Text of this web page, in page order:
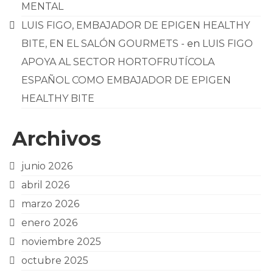
MENTAL
LUIS FIGO, EMBAJADOR DE EPIGEN HEALTHY
BITE, EN EL SALÓN GOURMETS - en LUIS FIGO
APOYA AL SECTOR HORTOFRUTÍCOLA
ESPAÑOL COMO EMBAJADOR DE EPIGEN
HEALTHY BITE
Archivos
junio 2026
abril 2026
marzo 2026
enero 2026
noviembre 2025
octubre 2025